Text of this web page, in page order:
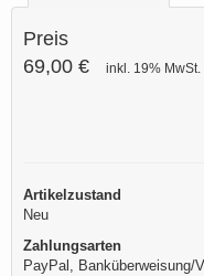
Preis
69,00 €
inkl. 19% MwSt.
Artikelzustand
Neu
Zahlungsarten
PayPal, Banküberweisung/